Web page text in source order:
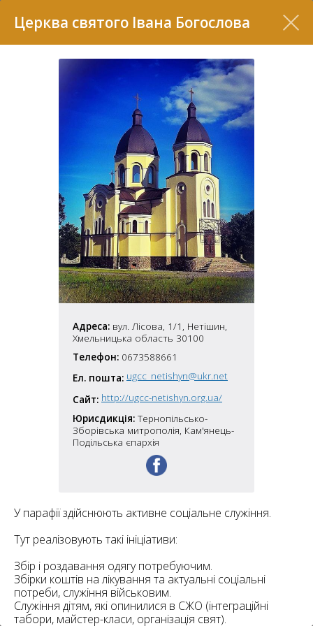
Церква святого Івана Богослова
Адреса: вул. Лісова, 1/1, Нетішин,
Хмельницька область 30100
Телефон: 0673588661
Ел. пошта: ugcc_netishyn@ukr.net
Сайт: http://ugcc-netishyn.org.ua/
Юрисдикція: Тернопільсько-
Зборівська митрополія, Кам'янець-
Подільська єпархія
У парафії здійснюють активне соціальне служіння.
Тут реалізовують такі ініціативи:
Збір і роздавання одягу потребуючим.
Збірки коштів на лікування та актуальні соціальні
потреби, служіння військовим.
Служіння дітям, які опинилися в СЖО (інтеграційні
табори, майстер-класи, організація свят).
37
16
11
5
7
10
2
2
2
Перелік